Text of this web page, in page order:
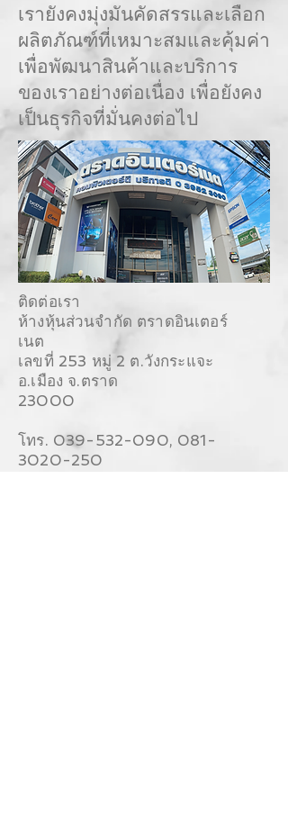
เรายังคงมุ่งมันคัดสรรและเลือก
ผลิตภัณฑ์ที่เหมาะสมและคุ้มค่า
เพื่อพัฒนาสินค้าและบริการ
ของเราอย่างต่อเนื่อง เพื่อยังคง
เป็นธุรกิจที่มั่นคงต่อไป
ติดต่อเรา
ห้างหุ้นส่วนจำกัด ตราดอินเตอร์
เนต
เลขที่ 253 หมู่ 2 ต.วังกระแจะ
อ.เมือง จ.ตราด
23000
โทร. 039-532-090, 081-
3020-250